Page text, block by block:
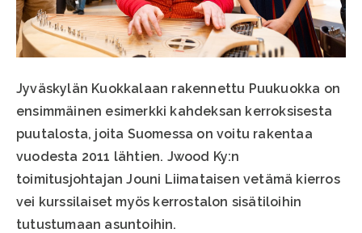
Jyväskylän Kuokkalaan rakennettu Puukuokka on
ensimmäinen esimerkki kahdeksan kerroksisesta
puutalosta, joita Suomessa on voitu rakentaa
vuodesta 2011 lähtien. Jwood Ky:n
toimitusjohtajan Jouni Liimataisen vetämä kierros
vei kurssilaiset myös kerrostalon sisätiloihin
tutustumaan asuntoihin.